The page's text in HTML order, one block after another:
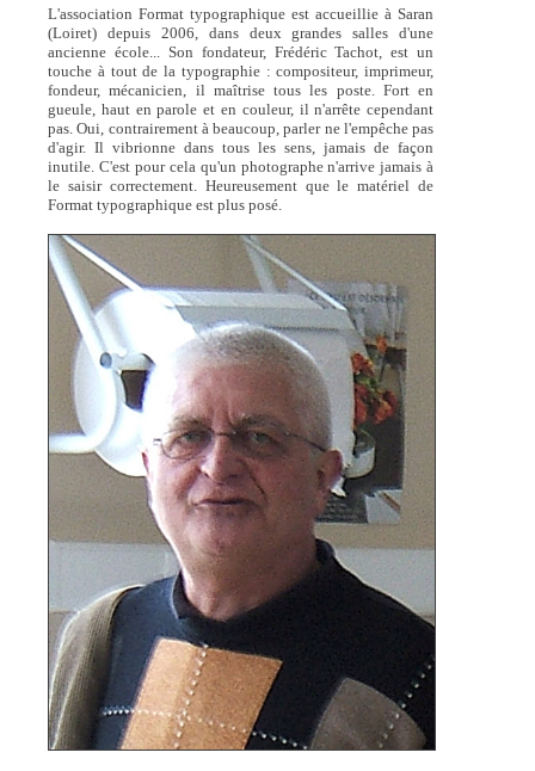
L'association Format typographique est accueillie à Saran
(Loiret) depuis 2006, dans deux grandes salles d'une
ancienne école... Son fondateur, Frédéric Tachot, est un
touche à tout de la typographie : compositeur, imprimeur,
fondeur, mécanicien, il maîtrise tous les poste. Fort en
gueule, haut en parole et en couleur, il n'arrête cependant
pas. Oui, contrairement à beaucoup, parler ne l'empêche pas
d'agir. Il vibrionne dans tous les sens, jamais de façon
inutile. C'est pour cela qu'un photographe n'arrive jamais à
le saisir correctement. Heureusement que le matériel de
Format typographique est plus posé.